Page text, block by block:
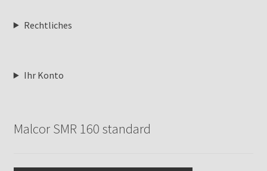
Rechtliches
Ihr Konto
Malcor SMR 160 standard